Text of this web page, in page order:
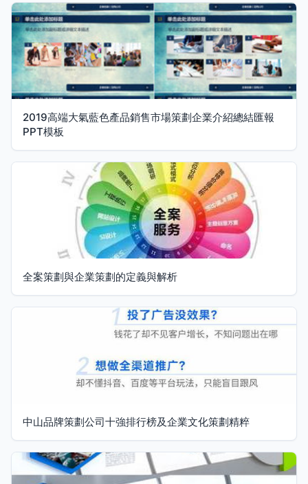
2019高端大氣藍色產品銷售市場策劃企業介紹總結匯報
PPT模板
全案策劃與企業策劃的定義與解析
中山品牌策劃公司十強排行榜及企業文化策劃精粹